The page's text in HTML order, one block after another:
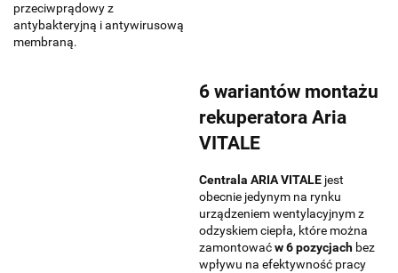
przeciwprądowy z
antybakteryjną i antywirusową
membraną.
6 wariantów montażu
rekuperatora Aria
VITALE
Centrala ARIA VITALE jest
obecnie jedynym na rynku
urządzeniem wentylacyjnym z
odzyskiem ciepła, które można
zamontowaćw 6 pozycjach bez
wpływu na efektywność pracy